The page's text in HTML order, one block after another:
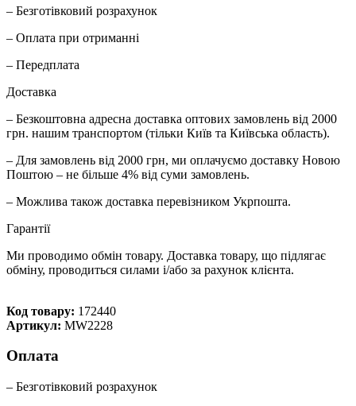
– Безготівковий розрахунок
– Оплата при отриманні
– Передплата
Доставка
– Безкоштовна адресна доставка оптових замовлень від 2000
грн. нашим транспортом (тільки Київ та Київська область).
– Для замовлень від 2000 грн, ми оплачуємо доставку Новою
Поштою – не більше 4% від суми замовлень.
– Можлива також доставка перевізником Укрпошта.
Гарантії
Ми проводимо обмін товару. Доставка товару, що підлягає
обміну, проводиться силами і/або за рахунок клієнта.
Код товару: 172440
Артикул: MW2228
Оплата
– Безготівковий розрахунок